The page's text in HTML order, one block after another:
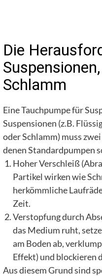
Die
Schlamm
Eine Tauchpumpe für
Suspensionen (z.B.
oder Schlamm) muss
denen Standardpumpen
Hoher Verschleiß
Partikel wirken wie
herkömmliche
Zeit.
Verstopfung durch
das Medium ruht,
am Boden ab,
Effekt) und blockieren
Aus diesem Grund sind